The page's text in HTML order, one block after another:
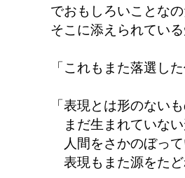
でおもしろいことなの
そこに添えられてい
「これもまた落選し
「表現とは形のない
まだ生まれていな
人間をさかのぼって
表現もまた源をた